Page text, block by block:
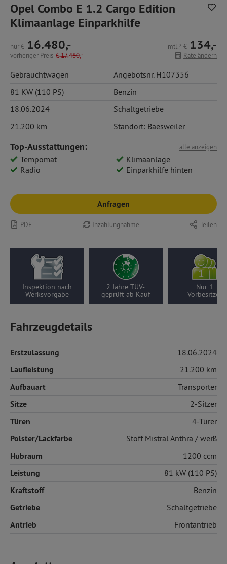
Opel Combo E 1.2 Cargo Edition
Klimaanlage Einparkhilfe
nur€ 16.480,-
vorheriger Preis €17.480,-
mtl.2 € 134,-
Rate ändern
Gebrauchtwagen
Angebotsnr. H107356
81 KW (110 PS)
Benzin
18.06.2024
Schaltgetriebe
21.200 km
Standort: Baesweiler
alle anzeigen
Top-Ausstattungen:
Tempomat
Klimaanlage
Radio
Einparkhilfe hinten
Anfragen
PDF Inzahlungnahme Teilen
Inspektion nach
Werksvorgabe
2 Jahre TÜV-
geprüft ab Kauf
Nur 1
Vorbesitzer
Fahrzeugdetails
Erstzulassung 18.06.2024
Laufleistung 21.200 km
Aufbauart Transporter
Sitze 2-Sitzer
Türen 4-Türer
Polster/Lackfarbe StoffMistral Anthra / weiß
Hubraum 1200 ccm
Leistung 81 kW (110 PS)
Kraftstoff Benzin
Getriebe Schaltgetriebe
Antrieb Frontantrieb